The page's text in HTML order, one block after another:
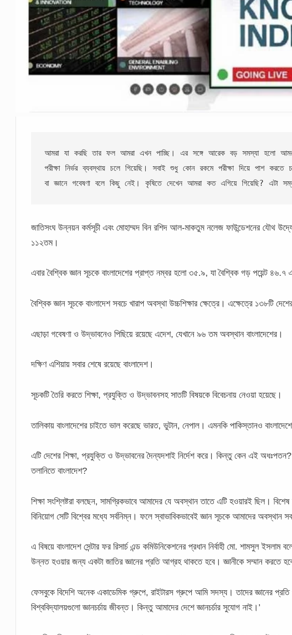
আমরা যা করছি তার ফল আমরা এখন পাচ্ছি। এর সঙ্গে আরেক বড় সমস্যা হলো আমরা
পরীক্ষা নির্ভর ব্যবস্থায় চলে গিয়েছি। সবাই শুধু কোন রকমে পরীক্ষা দিয়ে পাশ
বা জ্ঞানে গবেষণা বলে কিছু নেই। কৃষিতে দেখেন আমরা কত এগিয়ে গিয়েছি? এটা
জাতিসংঘ উন্নয়ন কর্মসূচী এবং মোহাম্মদ বিন রশিদ আল-মাকতুম নলেজ ফাউন্ডেশনের যৌথ
১১২তম।
এবার বৈশ্বিক জ্ঞান সূচকে বাংলাদেশের প্রাপ্ত নম্বর হলো ৩৫.৯, যা বৈশ্বিক গড় পয়েন্ট
বৈশ্বিক জ্ঞান সূচকে বাংলাদেশ সবচে খারাপ অবস্থা উচ্চশিক্ষার ক্ষেত্রে। এক্ষেত্রে ১৩৮টি
এছাড়া গবেষণা ও উদ্ভাবনেও পিছিয়ে রয়েছে এদেশ, যেখানে ৯৬ তম অবস্থান বাংলাদেশের।
দক্ষিণ এশিয়ায় সবার শেষে রয়েছে বাংলাদেশ।
সূচকটি তৈরি করতে শিক্ষা, প্রযুক্তি ও উদ্ভাবনসহ সাতটি বিষয়কে বিবেচনায় নেওয়া হয়েছে।
তালিকায় বাংলাদেশের চাইতে ভাল করেছে ভারত, ভুটান, নেপাল। এমনকি পাকিস্তানও
এটি দেশের শিক্ষা, প্রযুক্তি ও উদ্ভাবনের দৈন্যদশাই নির্দেশ করে। কিন্তু কেন এই অধঃপতন?
তলানিতে বাংলাদেশ?
শিক্ষা সংশ্লিষ্টরা বলছেন, সামগ্রিকভাবে আমাদের যে অবস্থান তাতে এটি হওয়ারই ছিল।
বিনিয়োগ সেটি বিশ্বের মধ্যে সর্বনিম্ন। ফলে স্বাভাবিকভাবেই জ্ঞান সূচকে আমাদের অবস্থান
এ বিষয়ে বাংলাদেশ সেন্টার ফর রিসার্চ এন্ড কমিউনিকেশনের প্রধান নির্বাহী মো. শামসুল
উন্নত হওয়ার জন্য একটা জাতির জ্ঞানের প্রতি আগ্রহ থাকতে হবে। জ্ঞানীকে সম্মান করতে
ফেসবুকে বিদেশি অনেক একাডেমিক গ্রুপে, রাইটারস গ্রুপে আমি সদস্য। তাদের জ্ঞানের
বিশ্ববিদ্যালয়গুলো জ্ঞানচর্চায় জীবন্ত। কিন্তু আমাদের দেশে জ্ঞানচর্চার সুযোগ নাই।’